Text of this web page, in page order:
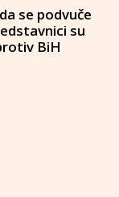
se podvuče
su
BiH